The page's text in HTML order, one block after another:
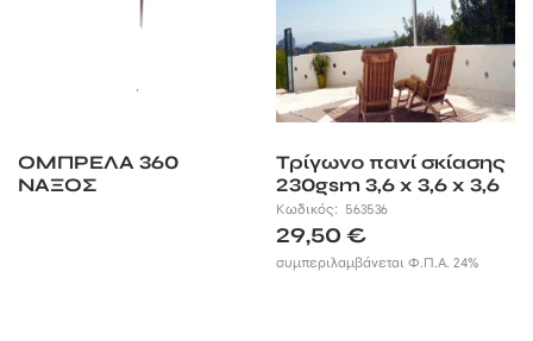
ΟΜΠΡΕΛΑ 360
ΝΑΞΟΣ
Τρίγωνο πανί σκίασης
230gsm 3,6 x 3,6 x 3,6
m
Κωδικός: 563536
29,50€
συμπεριλαμβάνεται Φ.Π.Α. 24%